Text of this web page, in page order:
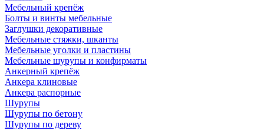
Мебельный крепёж
Болты и винты мебельные
Заглушки декоративные
Мебельные стяжки, шканты
Мебельные уголки и пластины
Мебельные шурупы и конфирматы
Анкерный крепёж
Анкера клиновые
Анкера распорные
Шурупы
Шурупы по бетону
Шурупы по дереву